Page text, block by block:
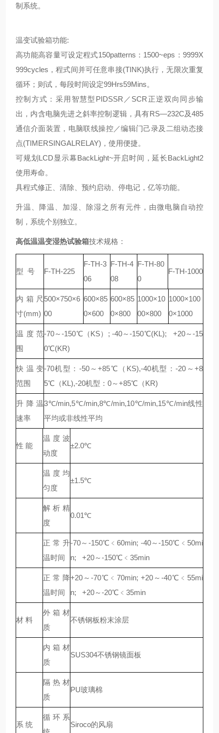
制系统。
温变试验箱功能:
高功能高容量可设定程式150patterns：1500~eps：9999X
999cycles，程式间并可任意串接(TINK)执行，无限次重复
循环；则试，每段时间设定99Hrs59Mins。
控制方式：采用智慧型PIDSSR／SCR正逆双向同步输
出，内含电脑先进之斜率控制逻辑，具有RS—232C及485
通信介面装置，电脑联线操控／编辑门己录及二组动态接
点(TIMERSINGALRELAY)，使用便捷。
可规划LCD显示幕BackLight~开启时间，延长BackLight2
使用寿命。
具程式修正、清除、预约启动、停电记，亿等功能。
升温、降温、加湿、除湿之所有元件，由微电脑自动控
制，系统个别独立。
高低温温变湿热试验箱技术规格：
型 号 F-TH-225
F-TH-3
06
F-TH-4
08
F-TH-80
0
F-TH-1000
内箱尺
寸(mm)
500×750×6
00
600×85
0×600
600×85
0×800
1000×10
00×800
1000×100
0×1000
温度范
围
-70～-150℃（KS）; -40～-150℃(KL); +20～-15
0℃(KR)
快温变
范围
-70机型：-50～+85℃（KS),-40机型：-20～+8
5℃（KL),-20机型：0～+85℃（KR)
升降温
速率
3℃/min,5℃/min,8℃/min,10℃/min,15℃/min线性
平均或非线性平均
性 能
温度波
动度
±2.0℃
温度均
匀度
±1.5℃
解析精
度
0.01℃
正常升
温时间
-70～-150℃﹤60min; -40～-150℃﹤50mi
n; +20～-150℃﹤35min
正常降
温时间
+20～-70℃﹤70min; +20～-40℃﹤55mi
n; +20～-20℃﹤35min
材 料
外箱材
质
不锈钢板粉末涂层
内箱材
质
SUS304不锈钢镜面板
隔热材
质
PU玻璃棉
系 统
循环系
Siroco的风扇